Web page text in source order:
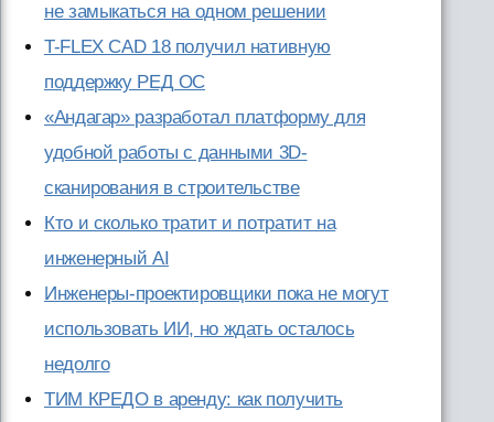
не замыкаться на одном решении
T-FLEX CAD 18 получил нативную
поддержку РЕД ОС
«Андагар» разработал платформу для
удобной работы с данными 3D-
сканирования в строительстве
Кто и сколько тратит и потратит на
инженерный AI
Инженеры-проектировщики пока не могут
использовать ИИ, но ждать осталось
недолго
ТИМ КРЕДО в аренду: как получить